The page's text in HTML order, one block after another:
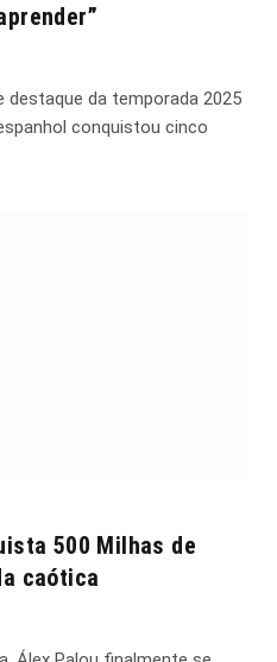
destaque da temporada 2025
conquistou cinco
500 Milhas de
caótica